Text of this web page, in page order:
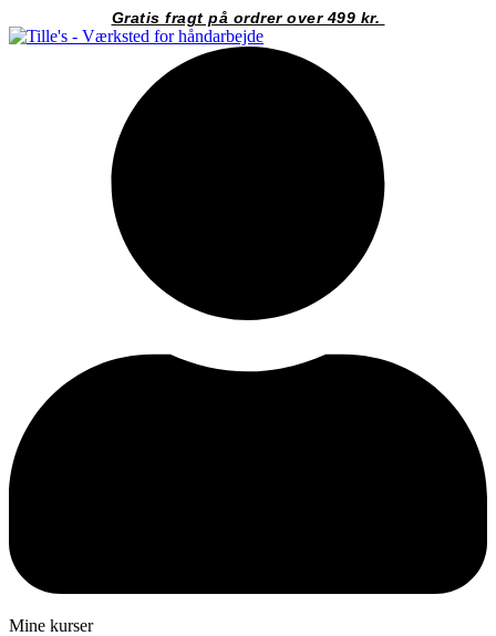
til
Gratis fragt på ordrer over 499 kr.
Mine kurser